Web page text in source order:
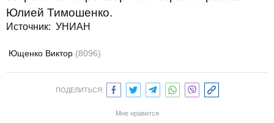
Юлией Тимошенко.
Источник: УНИАН
Ющенко Виктор (8096)
ПОДЕЛИТЬСЯ:
Мне нравится